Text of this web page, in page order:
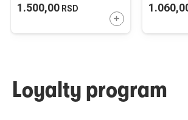
1.500,00 RSD
DODAJTE U KORPU
Loyalty program